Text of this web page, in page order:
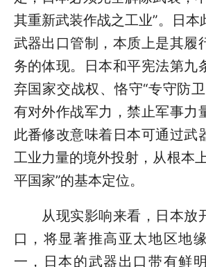
其重新武装作战之工业”。日本
武器出口管制，本质上是其履
务的体现。日本和平宪法第九
弃国家交战权、恪守“专守防
有对外作战军力，禁止军事力
此番修改意味着日本可通过武
工业力量的境外投射，从根本
平国家”的基本定位。
从现实影响来看，日本放
口，将显著推高亚太地区地
一，日本的武器出口带有鲜